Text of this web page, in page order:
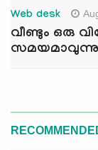
Web desk
വീണ്ടും ഒരു